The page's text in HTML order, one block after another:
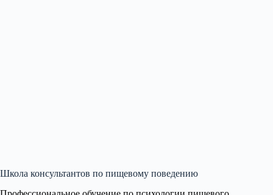
Школа консультантов по пищевому поведению